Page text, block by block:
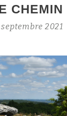
septembre 2021